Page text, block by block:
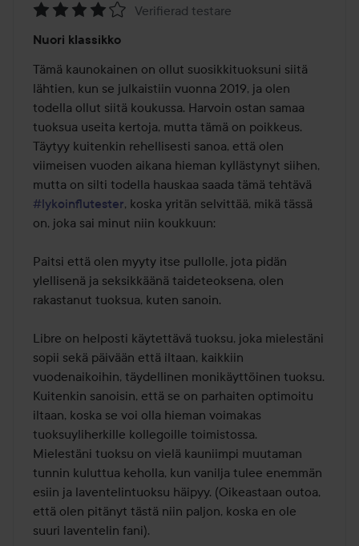
4
/
5
Verifierad testare
Nuori klassikko
Tämä kaunokainen on ollut suosikkituoksuni siitä
lähtien, kun se julkaistiin vuonna 2019, ja olen
todella ollut siitä koukussa. Harvoin ostan samaa
tuoksua useita kertoja, mutta tämä on poikkeus.
Täytyy kuitenkin rehellisesti sanoa, että olen
viimeisen vuoden aikana hieman kyllästynyt siihen,
#lykoinflutester, koska yritän selvittää, mikä tässä
on, joka sai minut niin koukkuun:
Paitsi että olen myyty itse pullolle, jota pidän
ylellisenä ja seksikkäänä taideteoksena, olen
rakastanut tuoksua, kuten sanoin.
Libre on helposti käytettävä tuoksu, joka mielestäni
sopii sekä päivään että iltaan, kaikkiin
vuodenaikoihin, täydellinen monikäyttöinen tuoksu.
Kuitenkin sanoisin, että se on parhaiten optimoitu
iltaan, koska se voi olla hieman voimakas
tuoksuyliherkille kollegoille toimistossa.
Mielestäni tuoksu on vielä kauniimpi muutaman
tunnin kuluttua keholla, kun vanilja tulee enemmän
esiin ja laventelintuoksu häipyy. (Oikeastaan outoa,
että olen pitänyt tästä niin paljon, koska en ole
suuri laventelin fani).